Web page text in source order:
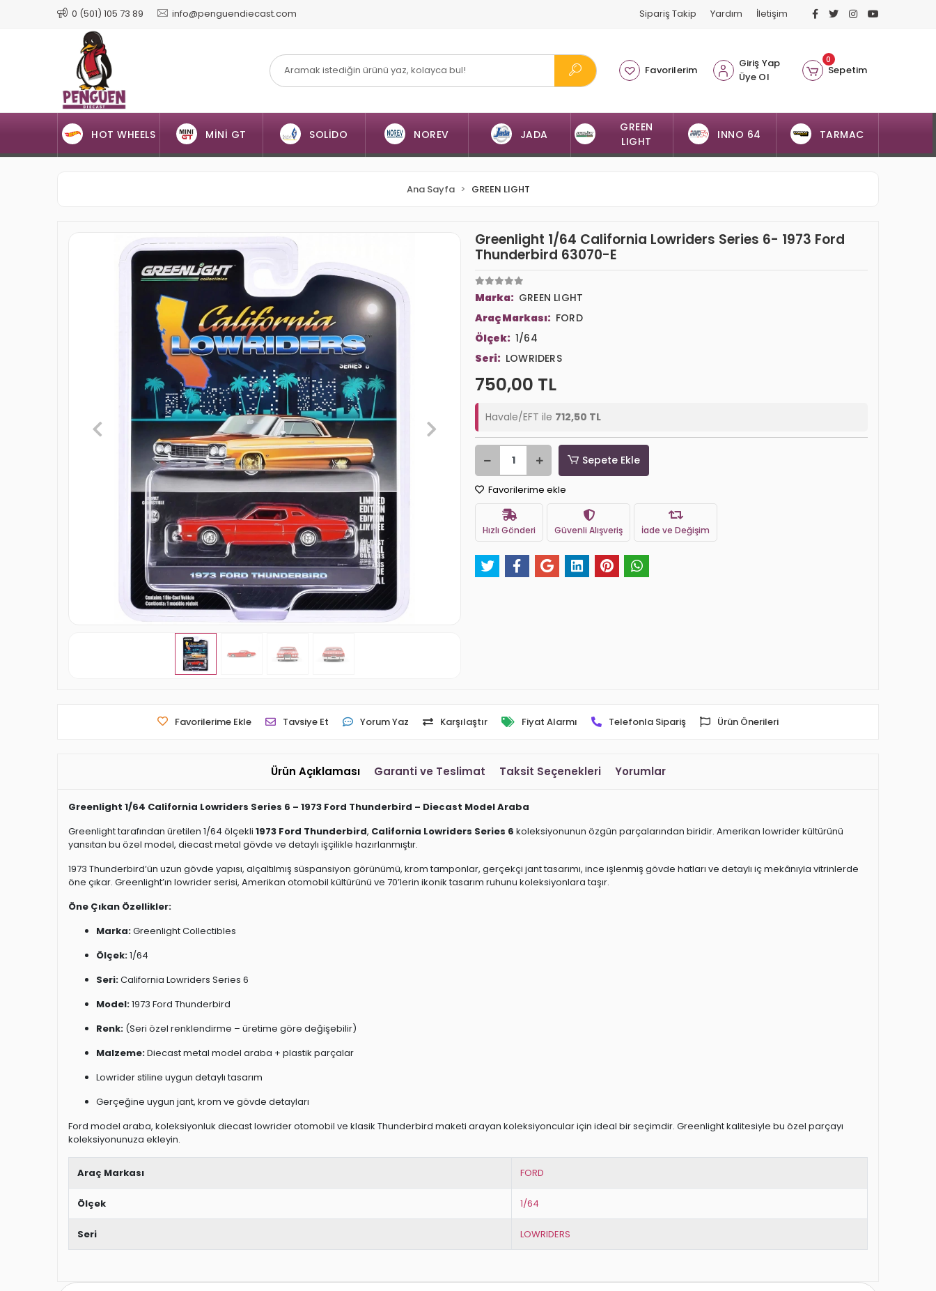
0 (501) 105 73 89 info@penguendiecast.com Sipariş Takip Yardım İletişim
Favorilerim
Giriş Yap
Üye Ol
0
Sepetim
HOT WHEELS MİNİ GT SOLİDO NOREV JADA
GREEN
LIGHT
INNO 64 TARMAC
Ana Sayfa GREEN LIGHT
Greenlight 1/64 California Lowriders Series 6- 1973 Ford
Thunderbird 63070-E
Marka: GREEN LIGHT
Araç Markası: FORD
Ölçek: 1/64
Seri: LOWRIDERS
750,00 TL
Havale/EFT ile 712,50 TL
Sepete Ekle
Favorilerime ekle
Hızlı Gönderi Güvenli Alışveriş İade ve Değişim
Favorilerime Ekle Tavsiye Et Yorum Yaz Karşılaştır Fiyat Alarmı Telefonla Sipariş Ürün Önerileri
Ürün Açıklaması Garanti ve Teslimat Taksit Seçenekleri Yorumlar
Greenlight 1/64 California Lowriders Series 6 – 1973 Ford Thunderbird – Diecast Model Araba
Greenlight tarafından üretilen 1/64 ölçekli 1973 Ford Thunderbird, California Lowriders Series 6 koleksiyonunun özgün parçalarından biridir. Amerikan lowrider kültürünü
yansıtan bu özel model, diecast metal gövde ve detaylı işçilikle hazırlanmıştır.
1973 Thunderbird’ün uzun gövde yapısı, alçaltılmış süspansiyon görünümü, krom tamponlar, gerçekçi jant tasarımı, ince işlenmiş gövde hatları ve detaylı iç mekânıyla vitrinlerde
öne çıkar. Greenlight’ın lowrider serisi, Amerikan otomobil kültürünü ve 70’lerin ikonik tasarım ruhunu koleksiyonlara taşır.
Öne Çıkan Özellikler:
Marka:Greenlight Collectibles
Ölçek:1/64
Seri:California Lowriders Series 6
Model:1973 Ford Thunderbird
Renk: (Seri özel renklendirme – üretime göre değişebilir)
Malzeme:Diecast metal model araba + plastik parçalar
Lowrider stiline uygun detaylı tasarım
Gerçeğine uygun jant, krom ve gövde detayları
Ford model araba, koleksiyonluk diecast lowrider otomobil ve klasik Thunderbird maketi arayan koleksiyoncular için ideal bir seçimdir. Greenlight kalitesiyle bu özel parçayı
koleksiyonunuza ekleyin.
Araç Markası FORD
Ölçek 1/64
Seri LOWRIDERS